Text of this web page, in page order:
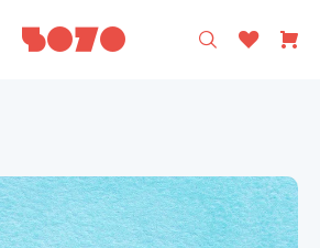
רק עיצוב ישראלי 🩵
אסופהSAGAתוצרת5070